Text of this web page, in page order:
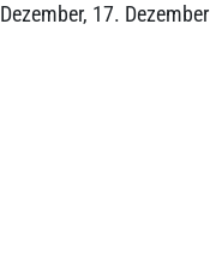
17. Dezember